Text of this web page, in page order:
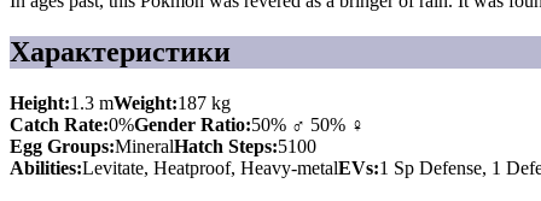
Характеристики
Height:1.3 mWeight:187 kg
Catch Rate:0%Gender Ratio:50% ♂ 50% ♀
Egg Groups:MineralHatch Steps:5100
Abilities:Levitate, Heatproof, Heavy-metalEVs:1 Sp Defense, 1